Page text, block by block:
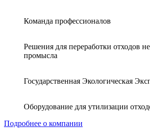
Команда профессионалов
Решения для переработки отходов
промысла
Государственная Экологическая
Оборудование для утилизации
Подробнее о компании